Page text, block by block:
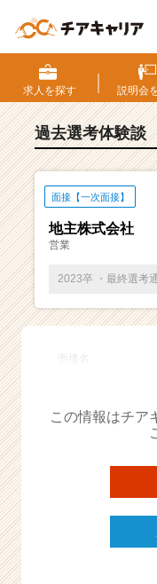
S
選
考
験
チ
成
ら
ス
ト
が
届
く
求人を探す 説明会
過去選考体験談
面接【一次面接】
地主株式会社
営業
2023卒 ・最終選考
面接名
この情報はチア